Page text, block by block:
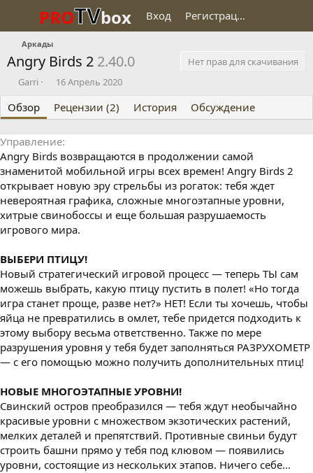
PROTVbox Вход Регистрация
Аркады
Angry Birds 2 2.40.0
Нет прав для скачивания
О
у
б
л
и
к
о
в
а
л
Garri
Д
т
а
с
о
з
д
а
и
я
16 Апрель 2020
Обзор Рецензии (2) История Обсуждение
Управление
Angry Birds возвращаются в продолжении самой
знаменитой мобильной игры всех времен! Angry Birds 2
открывает новую эру стрельбы из рогаток: тебя ждет
невероятная графика, сложные многоэтапные уровни,
хитрые свинобоссы и еще большая разрушаемость
игрового мира.
ВЫБЕРИ ПТИЦУ!
Новый стратегический игровой процесс — теперь ТЫ сам
можешь выбрать, какую птицу пустить в полет! «Но тогда
игра станет проще, разве нет?» НЕТ! Если ты хочешь, чтобы
яйца не превратились в омлет, тебе придется подходить к
этому выбору весьма ответственно. Также по мере
разрушения уровня у тебя будет заполняться РАЗРУХОМЕТР
— с его помощью можно получить дополнительных птиц!
НОВЫЕ МНОГОЭТАПНЫЕ УРОВНИ!
Свинский остров преобразился — тебя ждут необычайно
красивые уровни с множеством экзотических растений,
мелких деталей и препятствий. Противные свиньи будут
строить башни прямо у тебя под клювом — появились
уровни, состоящие из нескольких этапов. Ничего себе...